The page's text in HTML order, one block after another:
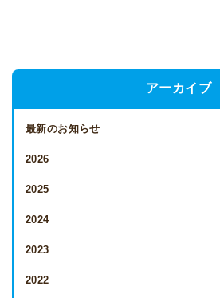
アーカイブ
最新のお知らせ
2026
2025
2024
2023
2022